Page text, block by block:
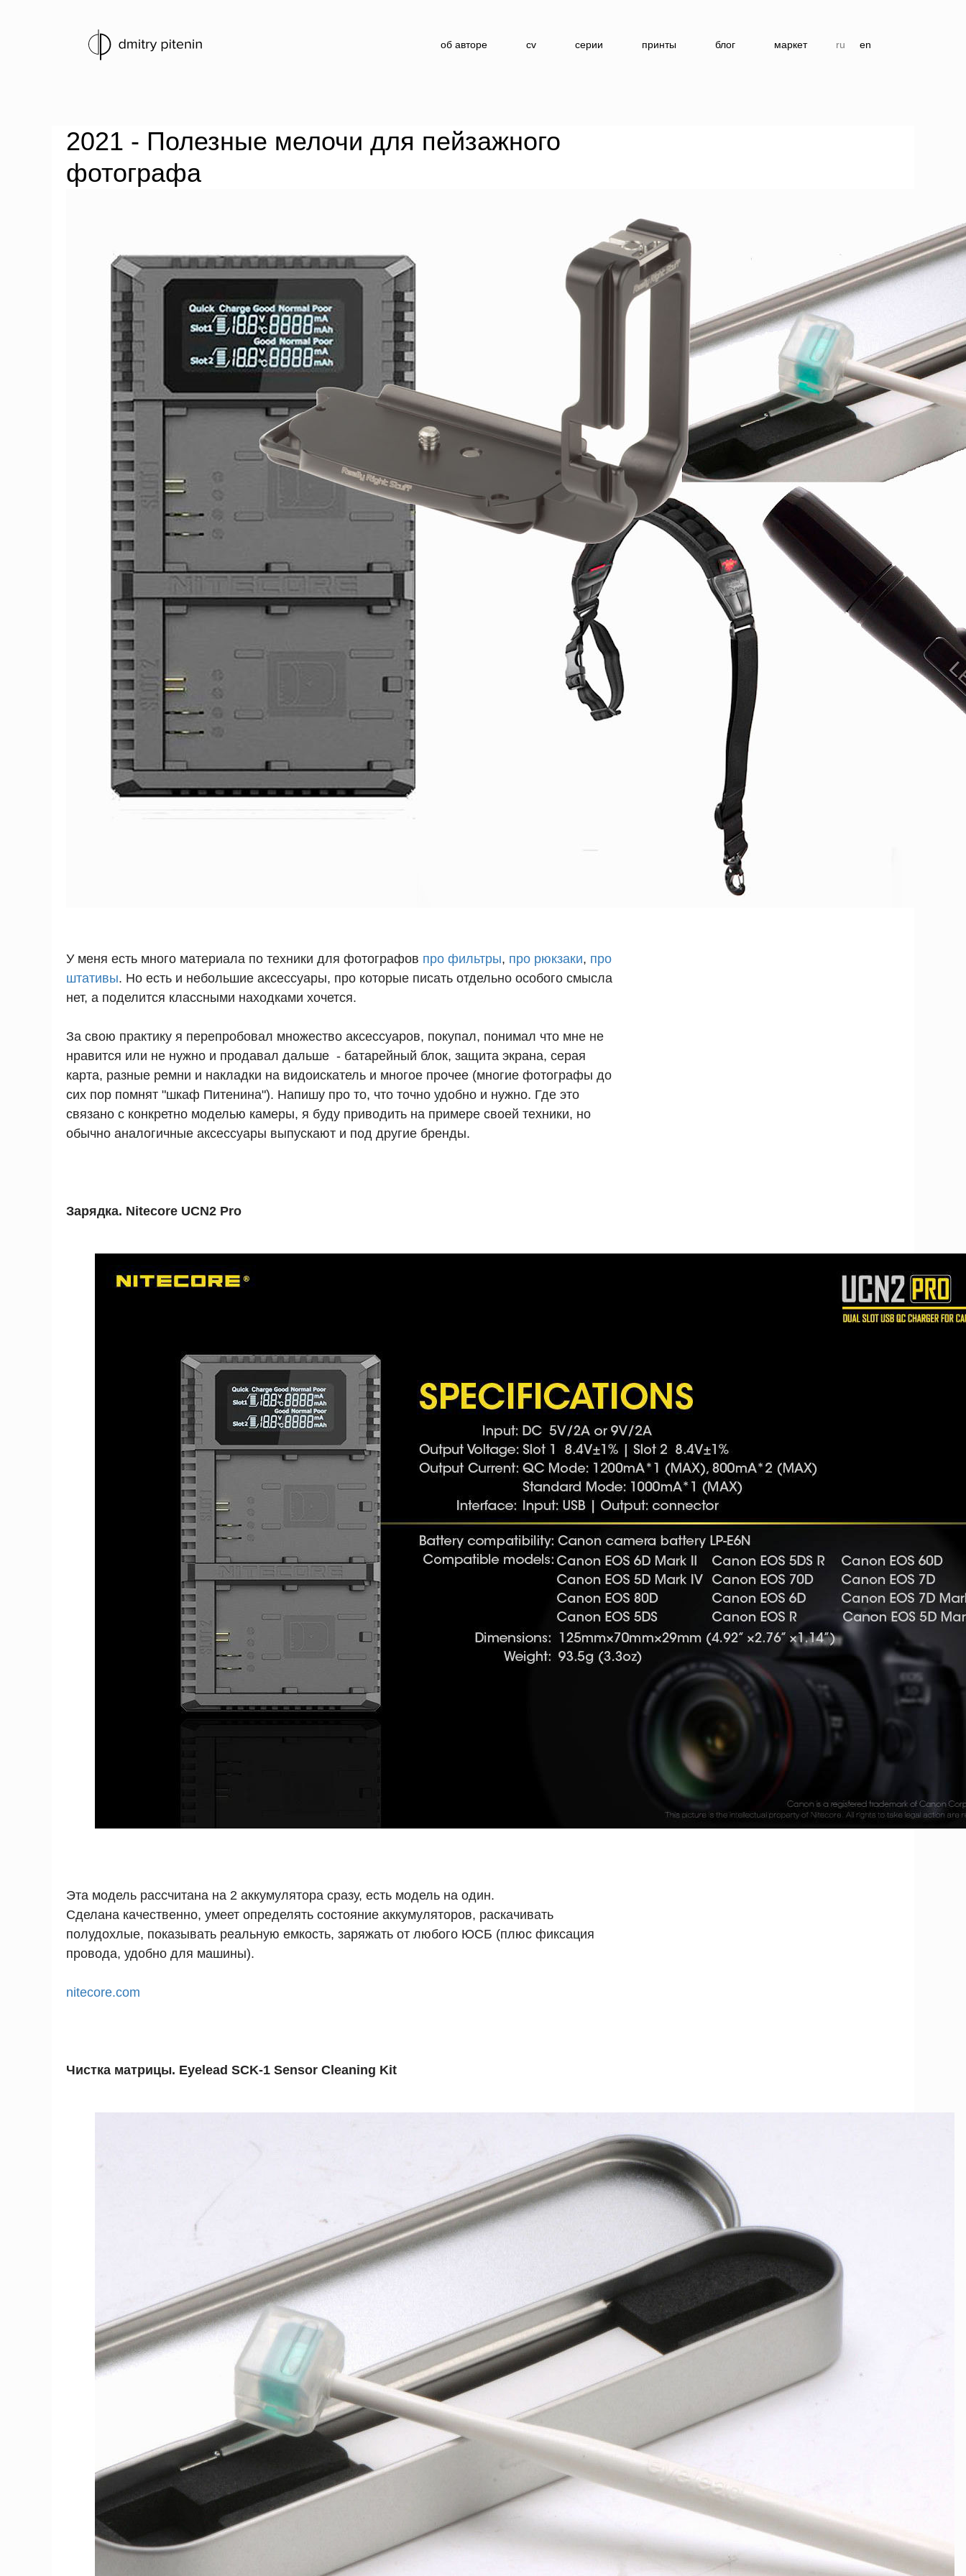
об авторе cv серии принты блог маркет ru en
2021 - Полезные мелочи для пейзажного
фотографа
У меня есть много материала по техники для фотографов про фильтры, про рюкзаки, про
штативы. Но есть и небольшие аксессуары, про которые писать отдельно особого смысла
нет, а поделится классными находками хочется.
За свою практику я перепробовал множество аксессуаров, покупал, понимал что мне не
нравится или не нужно и продавал дальше - батарейный блок, защита экрана, серая
карта, разные ремни и накладки на видоискатель и многое прочее (многие фотографы до
сих пор помнят "шкаф Питенина"). Напишу про то, что точно удобно и нужно. Где это
связано с конкретно моделью камеры, я буду приводить на примере своей техники, но
обычно аналогичные аксессуары выпускают и под другие бренды.
Зарядка. Nitecore UCN2 Pro
Эта модель рассчитана на 2 аккумулятора сразу, есть модель на один.
Сделана качественно, умеет определять состояние аккумуляторов, раскачивать
полудохлые, показывать реальную емкость, заряжать от любого ЮСБ (плюс фиксация
провода, удобно для машины).
nitecore.com
Чистка матрицы. Eyelead SCK-1 Sensor Cleaning Kit